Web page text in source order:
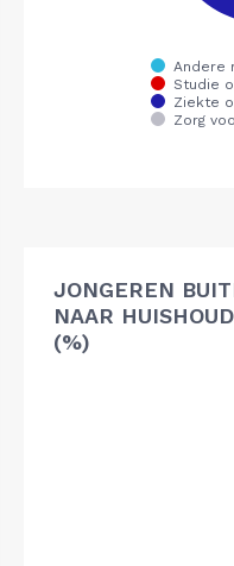
JONGEREN
NAAR
(%)